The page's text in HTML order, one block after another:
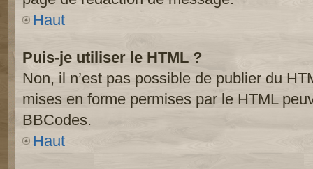
Haut
Puis-je utiliser le HTML ?
Non, il n’est pas possible de publier du
mises en forme permises par le HTML
BBCodes.
Haut